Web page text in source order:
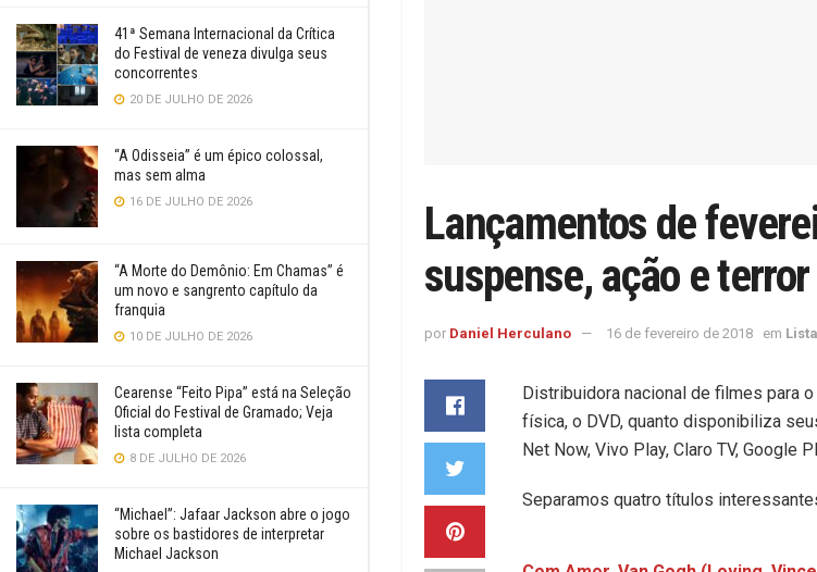
41ª Semana Internacional da Crítica
do Festival de veneza divulga seus
concorrentes
20 DE JULHO DE 2026
“A Odisseia” é um épico colossal,
mas sem alma
16 DE JULHO DE 2026
“A Morte do Demônio: Em Chamas” é
um novo e sangrento capítulo da
franquia
10 DE JULHO DE 2026
Cearense “Feito Pipa” está na Seleção
Oficial do Festival de Gramado; Veja
lista completa
8 DE JULHO DE 2026
“Michael”: Jafaar Jackson abre o jogo
sobre os bastidores de interpretar
Michael Jackson
Lançamentos de
suspense, ação e terror
por Daniel Herculano 16 de fevereiro de 2018 em
Distribuidora nacional de filmes para
física, o DVD, quanto disponibiliza
Net Now, Vivo Play, Claro TV, Google
Separamos quatro títulos